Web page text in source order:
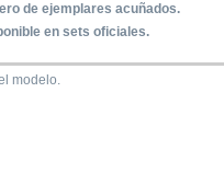
de ejemplares acuñados.
en sets oficiales.
modelo.